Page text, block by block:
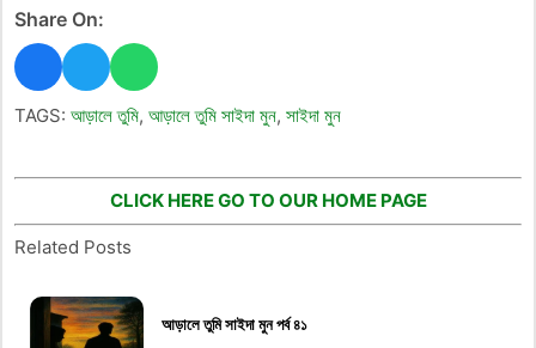
Share On:
TAGS: আড়ালে তুমি, আড়ালে তুমি সাইদা মুন, সাইদা মুন
CLICK HERE GO TO OUR HOME PAGE
Related Posts
আড়ালে তুমি সাইদা মুন পর্ব ৪১